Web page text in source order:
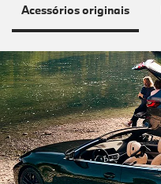
Acessórios originais